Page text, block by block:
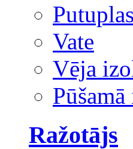
Vate
Vēja
Ražotājs